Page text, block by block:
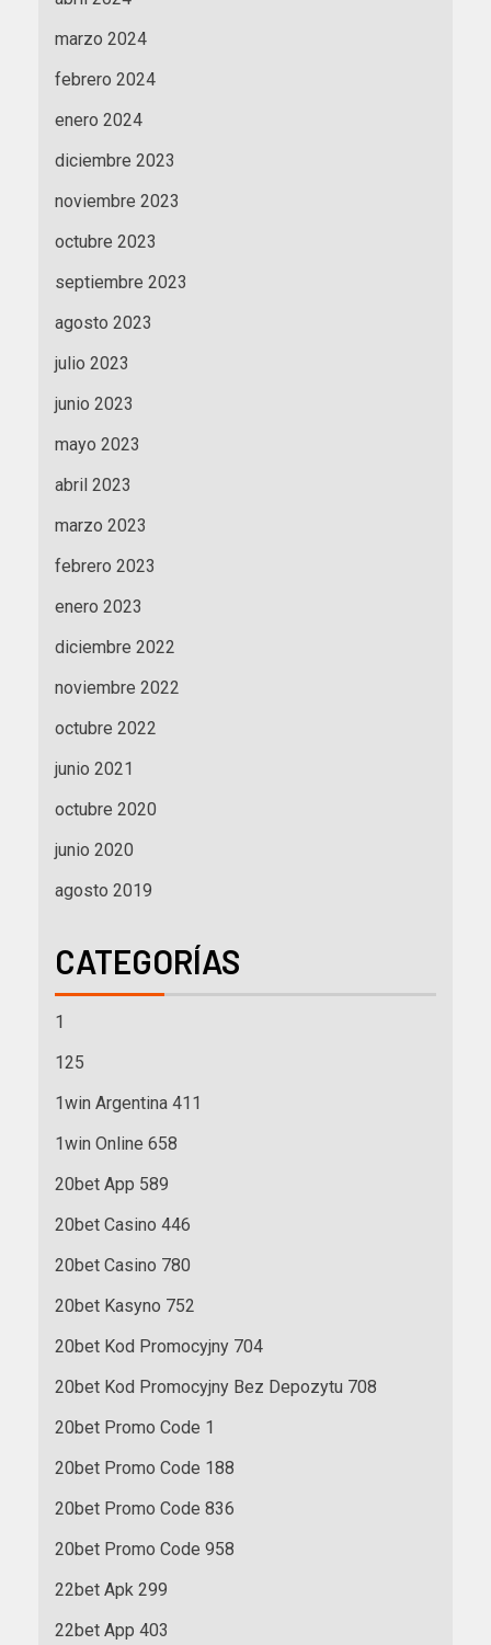
marzo 2024
febrero 2024
enero 2024
diciembre 2023
noviembre 2023
octubre 2023
septiembre 2023
agosto 2023
julio 2023
junio 2023
mayo 2023
abril 2023
marzo 2023
febrero 2023
enero 2023
diciembre 2022
noviembre 2022
octubre 2022
junio 2021
octubre 2020
junio 2020
agosto 2019
CATEGORÍAS
1
125
1win Argentina 411
1win Online 658
20bet App 589
20bet Casino 446
20bet Casino 780
20bet Kasyno 752
20bet Kod Promocyjny 704
20bet Kod Promocyjny Bez Depozytu 708
20bet Promo Code 1
20bet Promo Code 188
20bet Promo Code 836
20bet Promo Code 958
22bet Apk 299
22bet App 403